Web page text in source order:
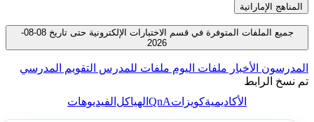
المناهج الإماراتية
جميع الملفات المتوفرة في قسم الاختبارات الإلكترونية حتى تاريخ 08-08-
2026
المدرسون الأخبار ملفات اليوم ملفات للمدرس التقويم المدرسي
تم نسخ الرابط
الأكاديميةكويزاتQnAالهياكل الفيديوهات